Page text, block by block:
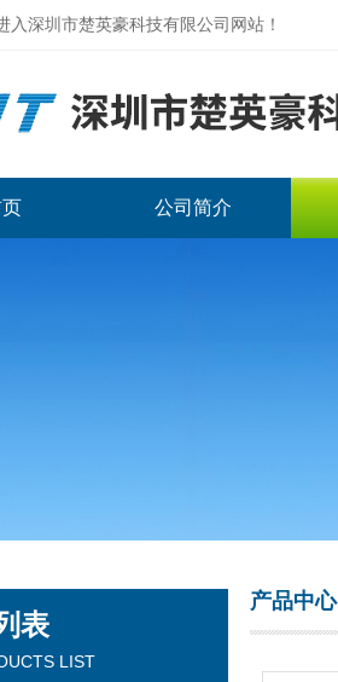
入深圳市楚英豪科技有限公司网站！
科技有限公司
公司简介
表
LIST
产品中心